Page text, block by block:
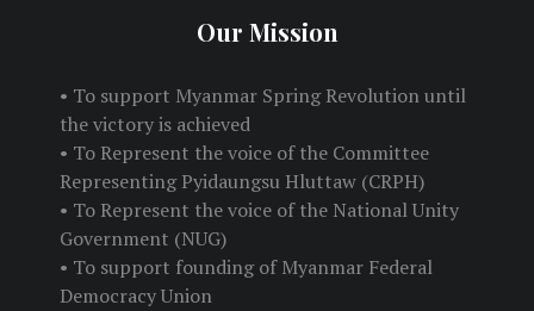
Our Mission
• To support Myanmar Spring Revolution until
the victory is achieved
• To Represent the voice of the Committee
Representing Pyidaungsu Hluttaw (CRPH)
• To Represent the voice of the National Unity
Government (NUG)
• To support founding of Myanmar Federal
Democracy Union